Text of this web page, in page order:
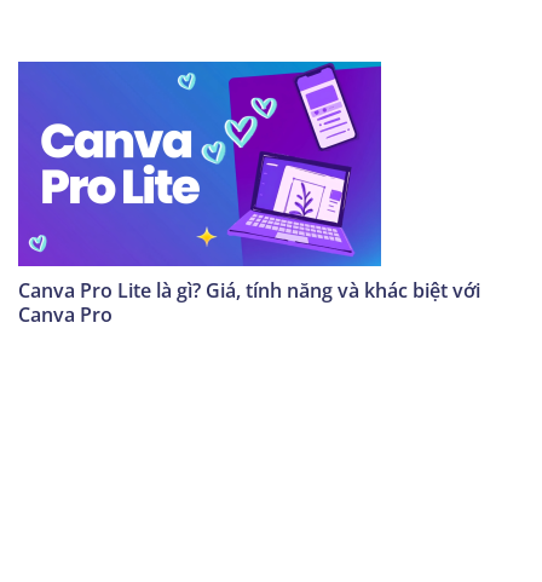
Canva Pro Lite là gì? Giá, tính năng và khác biệt với
Canva Pro